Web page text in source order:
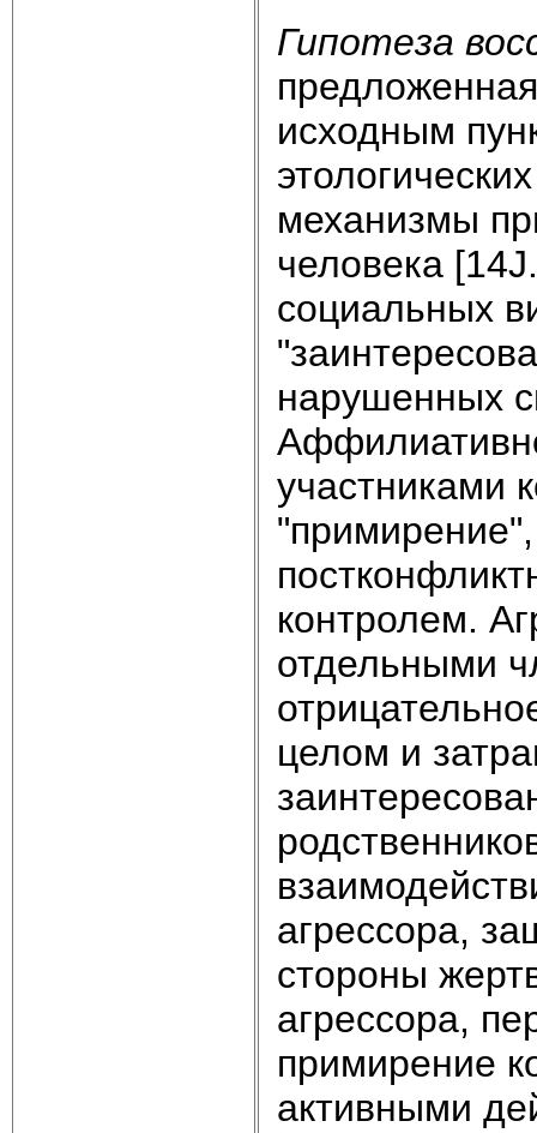
Гипотеза
исходным
механизмы
человека
социальных
нарушенных
участниками
контролем.
отдельными
целом и
агрессора,
стороны
агрессора,
примирение
активными